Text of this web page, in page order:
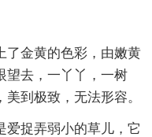
了金黄的色彩，由嫩黄
望去，一丫丫，一树
到极致，无法形容。
爱捉弄弱小的草儿，它